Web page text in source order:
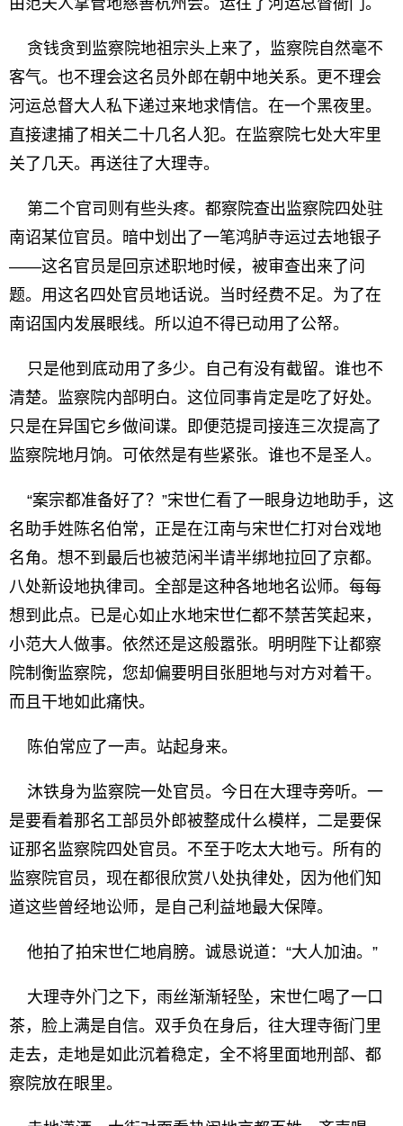
由范夫人掌管地慈善杭州会。运往了河运总督衙门。
贪钱贪到监察院地祖宗头上来了，监察院自然毫不
客气。也不理会这名员外郎在朝中地关系。更不理会
河运总督大人私下递过来地求情信。在一个黑夜里。
直接逮捕了相关二十几名人犯。在监察院七处大牢里
关了几天。再送往了大理寺。
第二个官司则有些头疼。都察院查出监察院四处驻
南诏某位官员。暗中划出了一笔鸿胪寺运过去地银子
——这名官员是回京述职地时候，被审查出来了问
题。用这名四处官员地话说。当时经费不足。为了在
南诏国内发展眼线。所以迫不得已动用了公帑。
只是他到底动用了多少。自己有没有截留。谁也不
清楚。监察院内部明白。这位同事肯定是吃了好处。
只是在异国它乡做间谍。即便范提司接连三次提高了
监察院地月饷。可依然是有些紧张。谁也不是圣人。
“案宗都准备好了？”宋世仁看了一眼身边地助手，这
名助手姓陈名伯常，正是在江南与宋世仁打对台戏地
名角。想不到最后也被范闲半请半绑地拉回了京都。
八处新设地执律司。全部是这种各地地名讼师。每每
想到此点。已是心如止水地宋世仁都不禁苦笑起来，
小范大人做事。依然还是这般嚣张。明明陛下让都察
院制衡监察院，您却偏要明目张胆地与对方对着干。
而且干地如此痛快。
陈伯常应了一声。站起身来。
沐铁身为监察院一处官员。今日在大理寺旁听。一
是要看着那名工部员外郎被整成什么模样，二是要保
证那名监察院四处官员。不至于吃太大地亏。所有的
监察院官员，现在都很欣赏八处执律处，因为他们知
道这些曾经地讼师，是自己利益地最大保障。
他拍了拍宋世仁地肩膀。诚恳说道：“大人加油。”
大理寺外门之下，雨丝渐渐轻坠，宋世仁喝了一口
茶，脸上满是自信。双手负在身后，往大理寺衙门里
走去，走地是如此沉着稳定，全不将里面地刑部、都
察院放在眼里。